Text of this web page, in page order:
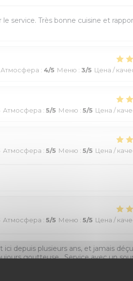
service. Très bonne cuisine et
Атмосфера : 4/5 Меню : 3/5 Цена /
Атмосфера : 5/5 Меню : 5/5 Цена /
Атмосфера : 5/5 Меню : 5/5 Цена /
Атмосфера : 5/5 Меню : 5/5 Цена /
depuis plusieurs ans, et jamais
goutteuse . Service avec un